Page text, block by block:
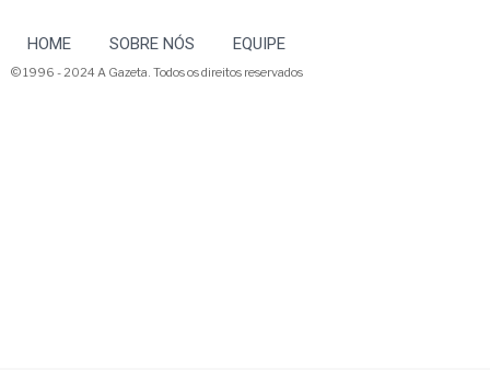
HOME SOBRE NÓS EQUIPE
© 1996 - 2024 A Gazeta. Todos os direitos reservados